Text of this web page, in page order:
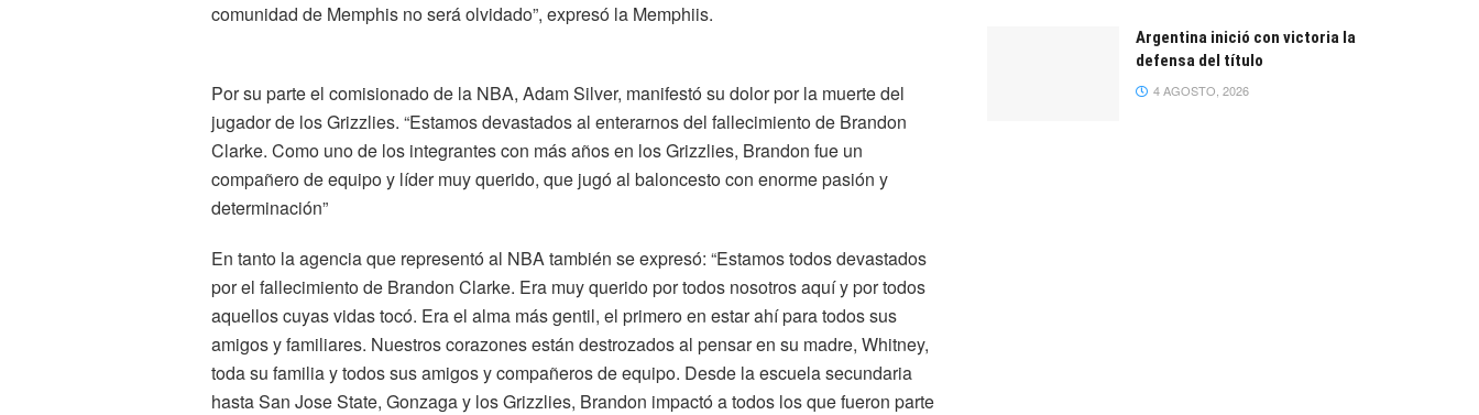
comunidad de Memphis no será olvidado”, expresó la Memphiis.
Por su parte el comisionado de la NBA, Adam Silver, manifestó su dolor por la muerte del
jugador de los Grizzlies. “Estamos devastados al enterarnos del fallecimiento de Brandon
Clarke. Como uno de los integrantes con más años en los Grizzlies, Brandon fue un
compañero de equipo y líder muy querido, que jugó al baloncesto con enorme pasión y
determinación”
En tanto la agencia que representó al NBA también se expresó: “Estamos todos devastados
por el fallecimiento de Brandon Clarke. Era muy querido por todos nosotros aquí y por todos
aquellos cuyas vidas tocó. Era el alma más gentil, el primero en estar ahí para todos sus
amigos y familiares. Nuestros corazones están destrozados al pensar en su madre, Whitney,
toda su familia y todos sus amigos y compañeros de equipo. Desde la escuela secundaria
hasta San Jose State, Gonzaga y los Grizzlies, Brandon impactó a todos los que fueron parte
Argentina inició con victoria la
defensa del título
4 AGOSTO, 2026